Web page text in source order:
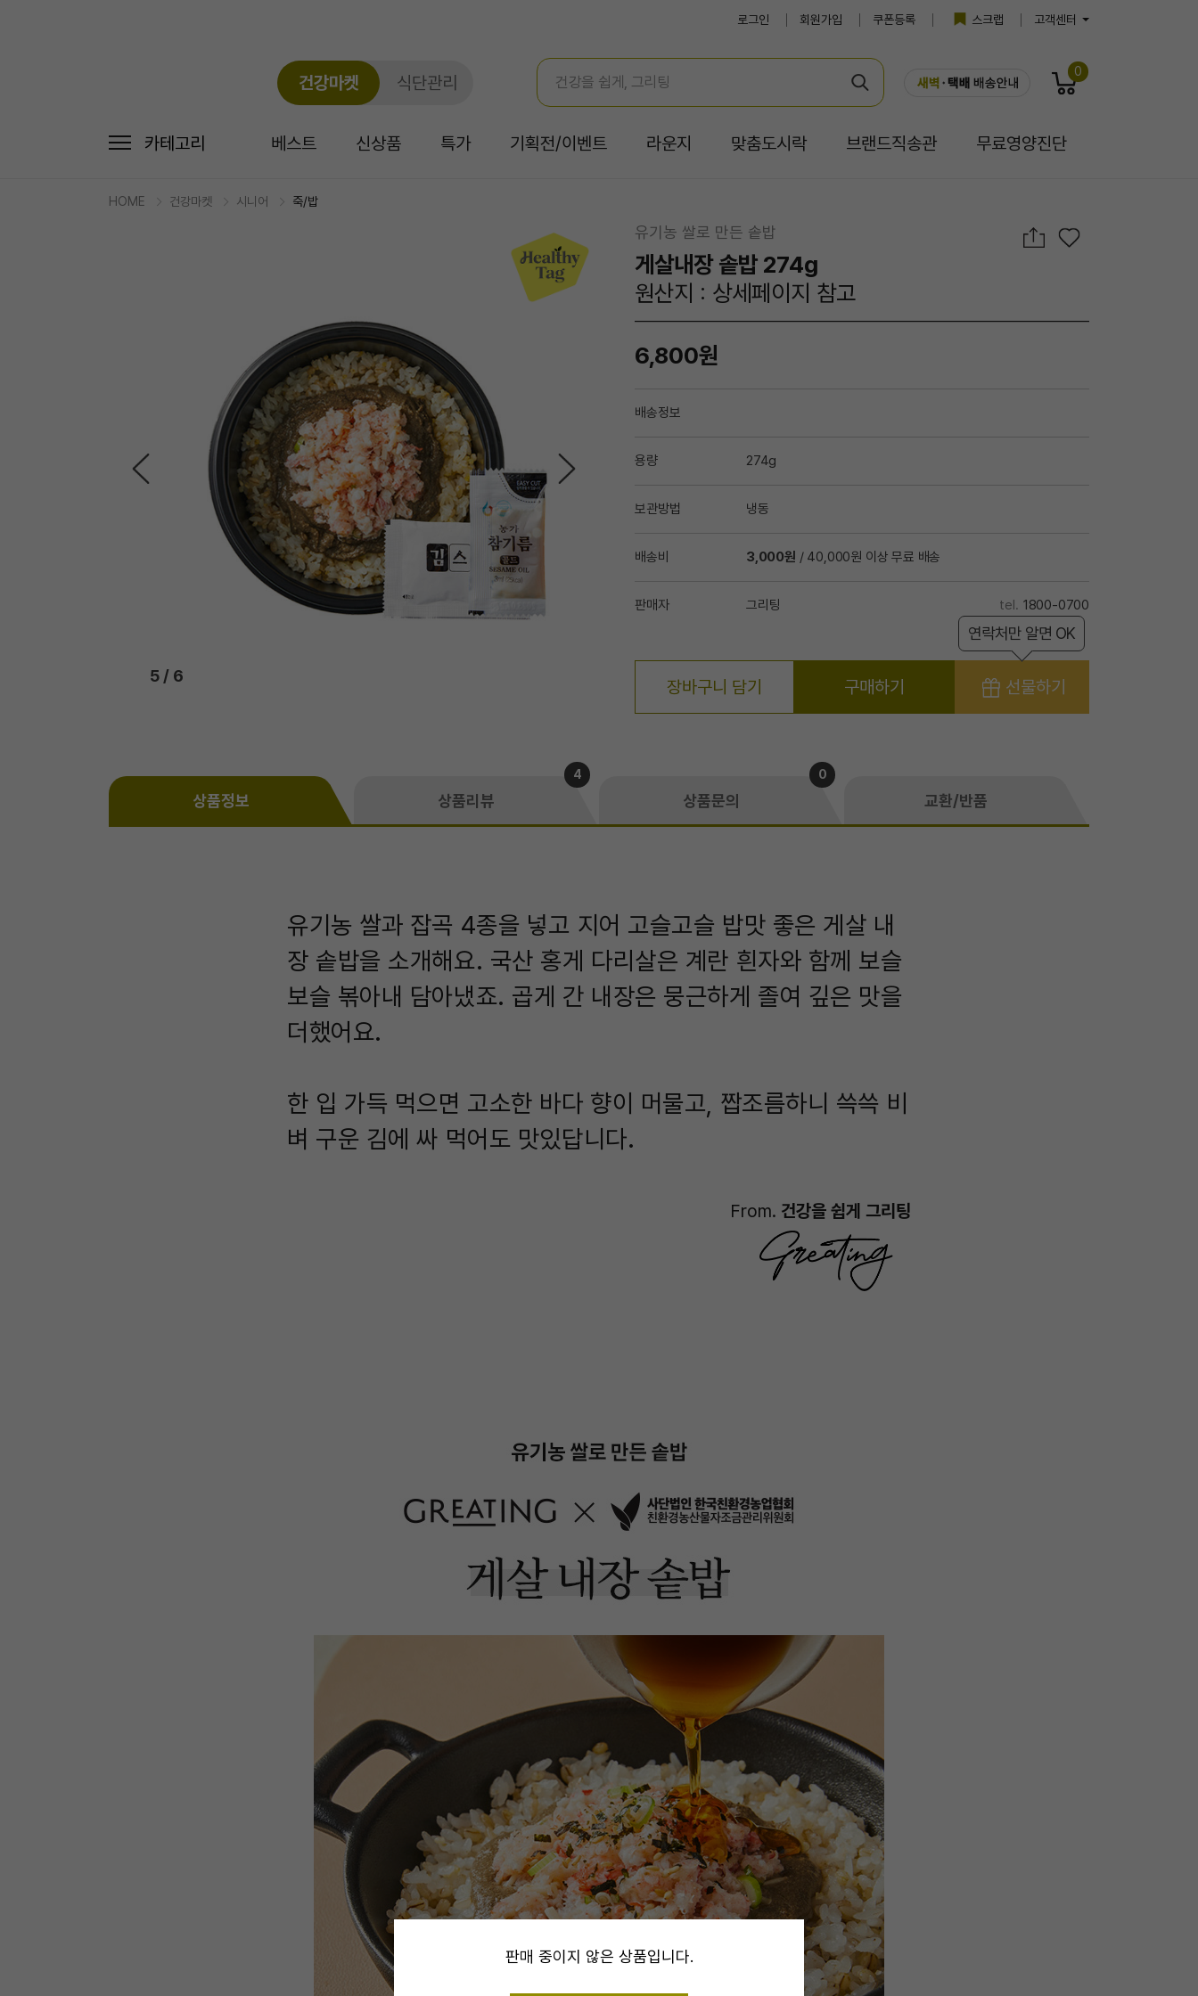
로그인 회원가입 쿠폰등록 스크랩 고객센터
건강마켓 식단관리
0
카테고리 베스트 신상품 특가 기획전/이벤트 라운지 맞춤도시락 브랜드직송관 무료영양진단
HOME 건강마켓 시니어 죽/밥
6 / 6
유기농 쌀로 만든 솥밥
게살내장 솥밥 274g
원산지 : 상세페이지 참고
6,800원
배송정보
용량 274g
보관방법 냉동
배송비 3,000원 / 40,000원 이상 무료 배송
판매자 그리팅 1800-0700
장바구니 담기 구매하기 선물하기
연락처만 알면 OK
상품정보 상품리뷰
4
상품문의
0
교환/반품
유기농 쌀과 잡곡 4종을 넣고 지어 고슬고슬 밥맛 좋은 게살 내
장 솥밥을 소개해요. 국산 홍게 다리살은 계란 흰자와 함께 보슬
보슬 볶아내 담아냈죠. 곱게 간 내장은 뭉근하게 졸여 깊은 맛을
더했어요.
한 입 가득 먹으면 고소한 바다 향이 머물고, 짭조름하니 쓱쓱 비
벼 구운 김에 싸 먹어도 맛있답니다.
From. 건강을 쉽게 그리팅
판매 중이지 않은 상품입니다.